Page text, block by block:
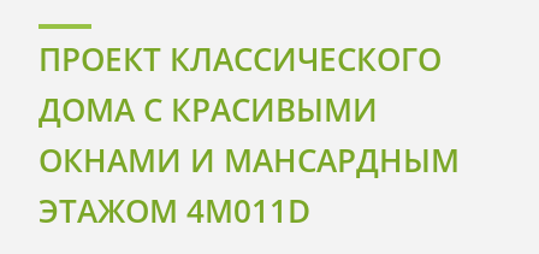
ПРОЕКТ КЛАССИЧЕСКОГО
ДОМА С КРАСИВЫМИ
ОКНАМИ И МАНСАРДНЫМ
ЭТАЖОМ 4M011D